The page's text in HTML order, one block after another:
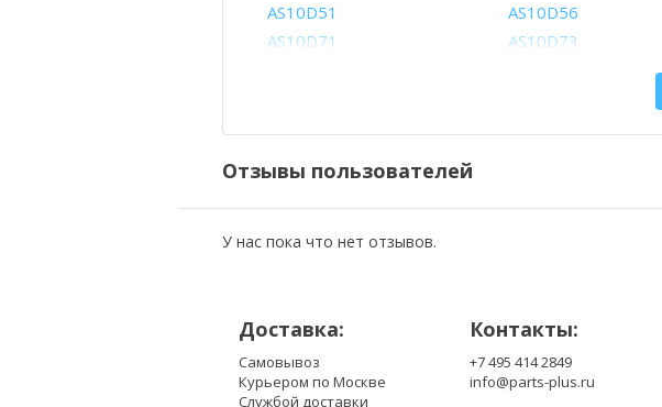
AS10D51
AS10D56
AS10D71
AS10D73
BT.00605.072
BT.00607.126
BT.00607.127
CL1741B.806
Отзывы пользователей
У нас пока что нет отзывов.
Доставка:
Самовывоз
Курьером по Москве
Службой доставки
Контакты:
+7 495 414 2849
info@parts-plus.ru